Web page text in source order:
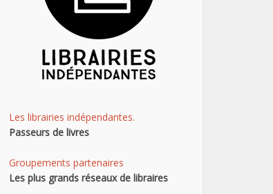
Les librairies indépendantes.
Passeurs de livres
Groupements partenaires
Les plus grands réseaux de libraires